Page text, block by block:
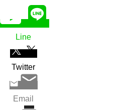
Line
Twitter
Email